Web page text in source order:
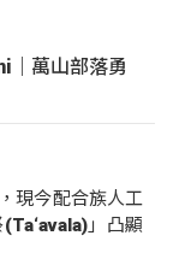
｜萬山部落勇
現今配合族人工
」凸顯